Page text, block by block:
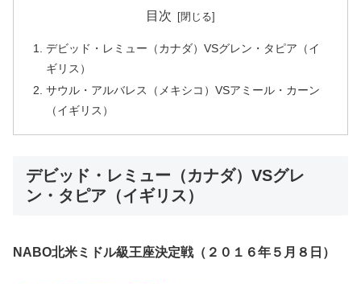
目次
デビッド・レミュー（カナダ）VSグレン・タピア（イ
ギリス）
サウル・アルバレス（メキシコ）VSアミール・カーン
（イギリス）
デビッド・レミュー（カナダ）VSグレ
ン・タピア（イギリス）
NABO北米ミドル級王座決定戦（２０１６年５月８日）